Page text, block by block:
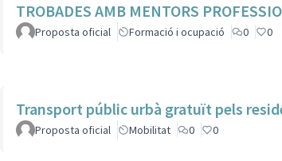
TROBADES AMB MENTORS
Proposta oficial Formació i ocupació 0 0
Transport públic urbà gratuït pels
Proposta oficial Mobilitat 0 0